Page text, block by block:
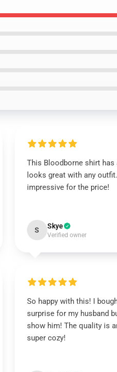
This Bloodborne shirt has
looks great with any
impressive for the price!
S Skye
Verified owner
So happy with this! I
surprise for my husband
show him! The quality is
super cozy!